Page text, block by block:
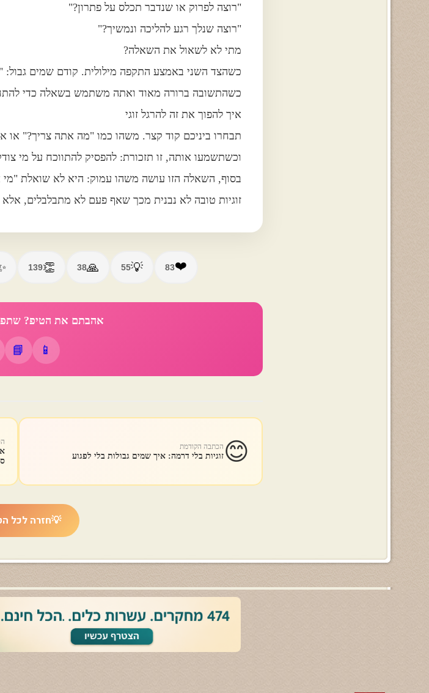
"רוצה לפרוק או שנדבר תכלס על פתרון?"
"רוצה שנלך רגע להליכה ונמשיך?"
מתי לא לשאול את השאלה?
כשהצד השני באמצע התקפה מילולית. קודם שמים גבול:
כשהתשובה ברורה מאוד ואתה משתמש בשאלה כדי
איך להפוך את זה להרגל זוגי
תבחרו ביניכם קוד קצר. משהו כמו "מה אתה צריך?" או
וכשתשמעו אותה, זו תזכורת: להפסיק להתווכח על מי צודק
בסוף, השאלה הזו עושה משהו עמוק: היא לא שואלת "מי
זוגיות טובה לא נבנית מכך שאף פעם לא מתבלבלים, אלא
❤️
83
💡
55
🙏
38
👏
139
אהבתם את הטיפ?
📱
📘
😊 הכתבה הקודמת
זוגיות בלי דרמה: איך שמים גבולות בלי לפגוע
💡חזרה לכל